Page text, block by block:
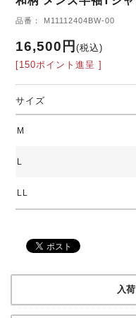
品番： M11112404BW-00
16,500円(税込)
[150ポイント進呈 ]
サイズ
M
L
LL
入